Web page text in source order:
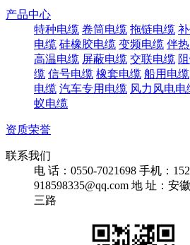
产品中心
特种电缆 卷筒电缆 拖链电缆
电缆 硅橡胶电缆 变频电缆 伴
高温电缆 屏蔽电缆 交联电缆
缆 信号电缆 橡套电缆 船用电缆
电缆 汽车专用电缆 风力风电电
蚁电缆
资质荣誉
联系我们
电 话：0550-7021698 手机：
918598335@qq.com 地 址：安
三路